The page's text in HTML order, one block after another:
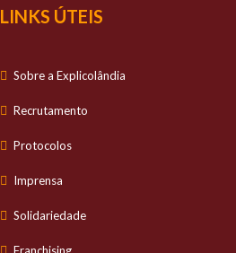
LINKS ÚTEIS
Sobre a Explicolândia
Recrutamento
Protocolos
Imprensa
Solidariedade